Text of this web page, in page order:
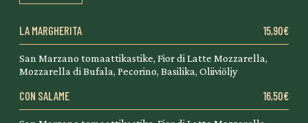
LA MARGHERITA 15,90€
San Marzano tomaattikastike, Fior di Latte Mozzarella,
Mozzarella di Bufala, Pecorino, Basilika, Oliiviöljy
CON SALAME 16,50€